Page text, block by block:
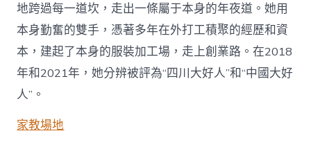
地跨過每一道坎，走出一條屬于本身的年夜道。她用
本身勤奮的雙手，憑著多年在外打工積聚的經歷和資
本，建起了本身的服裝加工場，走上創業路。在2018
年和2021年，她分辨被評為“四川大好人”和“中國大好
人”。
家教場地